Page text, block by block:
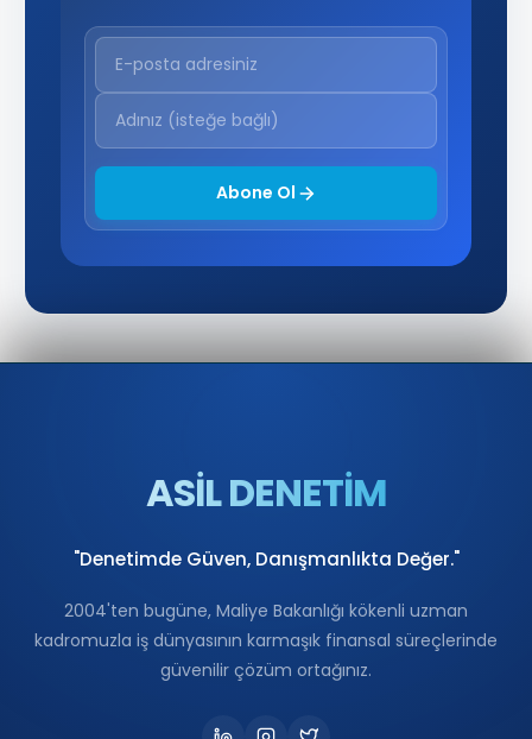
Abone Ol
ASİL DENETİM
"Denetimde Güven, Danışmanlıkta Değer."
2004'ten bugüne, Maliye Bakanlığı kökenli uzman
kadromuzla iş dünyasının karmaşık finansal süreçlerinde
güvenilir çözüm ortağınız.